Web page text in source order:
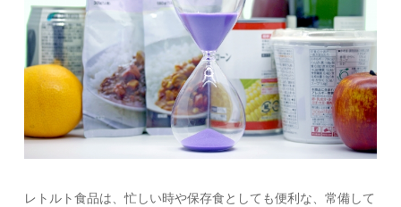
レトルト食品は、忙しい時や保存食としても便利な、常備して